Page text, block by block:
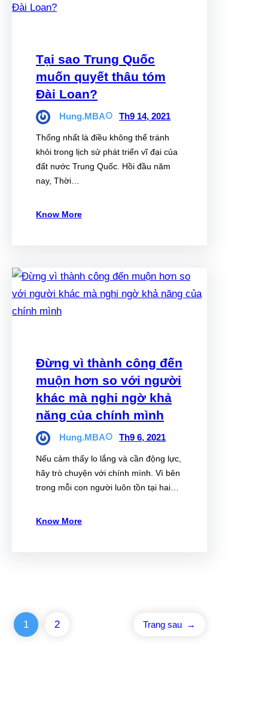
Tại sao Trung Quốc
muốn quyết thâu tóm
Đài Loan?
Hung.MBA Th9 14, 2021
Thống nhất là điều không thể tránh
khỏi trong lịch sử phát triển vĩ đại của
đất nước Trung Quốc. Hồi đầu năm
nay, Thời…
Know More
Đừng vì thành công đến
muộn hơn so với người
khác mà nghi ngờ khả
năng của chính mình
Hung.MBA Th9 6, 2021
Nếu cảm thấy lo lắng và cần động lực,
hãy trò chuyện với chính mình. Vì bên
trong mỗi con người luôn tồn tại hai…
Know More
1 2 Trang sau →